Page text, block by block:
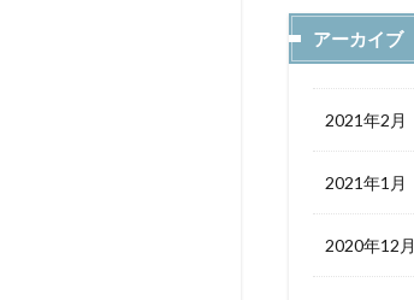
アーカイブ
2021年2月
2021年1月
2020年12月